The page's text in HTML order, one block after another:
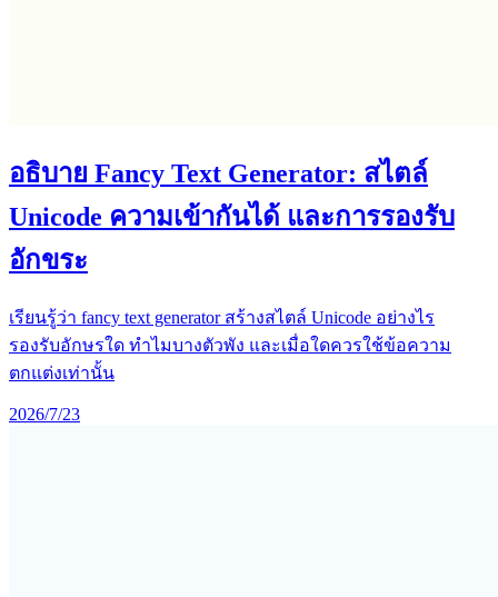
อธิบาย Fancy Text Generator: สไตล์
Unicode ความเข้ากันได้ และการรองรับ
อักขระ
เรียนรู้ว่า fancy text generator สร้างสไตล์ Unicode อย่างไร
รองรับอักษรใด ทำไมบางตัวพัง และเมื่อใดควรใช้ข้อความ
ตกแต่งเท่านั้น
2026/7/23